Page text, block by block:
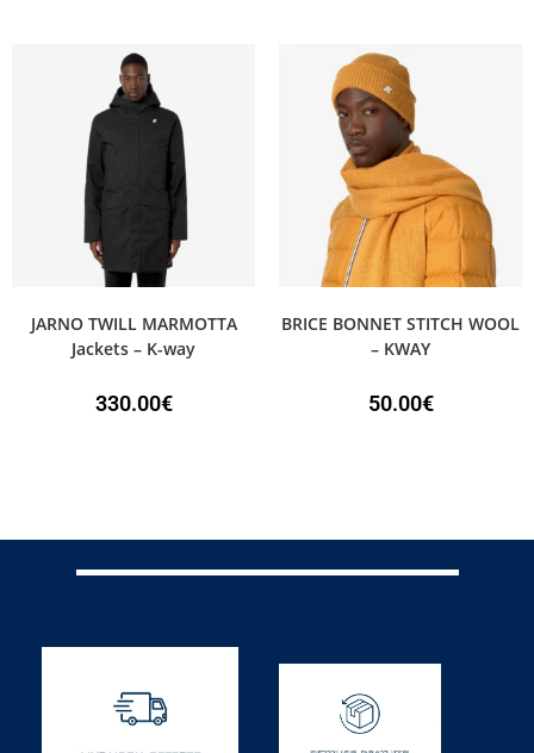
JARNO TWILL MARMOTTA
Jackets – K-way
330.00€
BRICE BONNET STITCH WOOL
– KWAY
50.00€